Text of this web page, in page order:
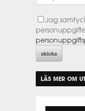
Jag
LÄS MER OM